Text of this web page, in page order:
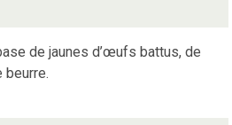
de jaunes d’œufs battus, de
beurre.